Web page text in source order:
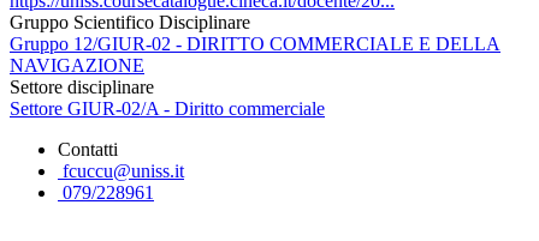
Gruppo Scientifico Disciplinare
Gruppo 12/GIUR-02 - DIRITTO COMMERCIALE E DELLA
NAVIGAZIONE
Settore disciplinare
Settore GIUR-02/A - Diritto commerciale
Contatti
fcuccu@uniss.it
079/228961